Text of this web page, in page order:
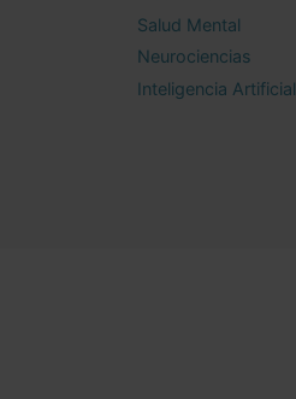
Salud Mental
Neurociencias
Inteligencia Artificial